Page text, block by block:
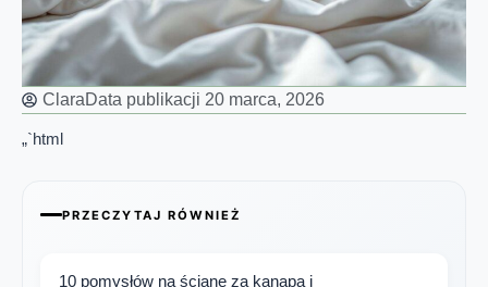
ClaraData publikacji 20 marca, 2026
„`html
PRZECZYTAJ RÓWNIEŻ
10 pomysłów na ścianę za kanapą i